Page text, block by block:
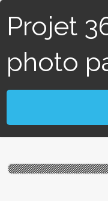
Projet
photo